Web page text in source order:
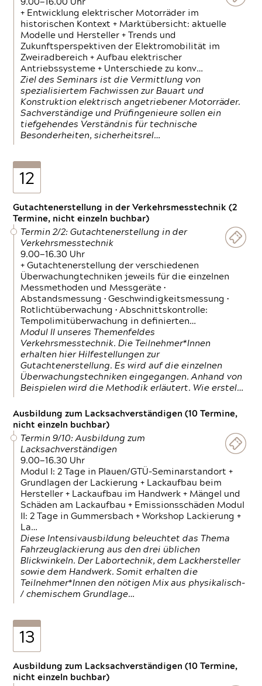
9.00—16.00 Uhr
+ Entwicklung elektrischer Motorräder im
historischen Kontext + Marktübersicht: aktuelle
Modelle und Hersteller + Trends und
Zukunftsperspektiven der Elektromobilität im
Zweiradbereich + Aufbau elektrischer
Antriebssysteme + Unterschiede zu konv…
Ziel des Seminars ist die Vermittlung von
spezialisiertem Fachwissen zur Bauart und
Konstruktion elektrisch angetriebener Motorräder.
Sachverständige und Prüfingenieure sollen ein
tiefgehendes Verständnis für technische
Besonderheiten, sicherheitsrel…
12
Gutachtenerstellung in der Verkehrsmesstechnik (2
Termine, nicht einzeln buchbar)
Termin 2/2: Gutachtenerstellung in der
Verkehrsmesstechnik
9.00—16.30 Uhr
+ Gutachtenerstellung der verschiedenen
Überwachungtechniken jeweils für die einzelnen
Messmethoden und Messgeräte •
Abstandsmessung • Geschwindigkeitsmessung •
Rotlichtüberwachung • Abschnittskontrolle:
Tempolimitüberwachung in definierten…
Modul II unseres Themenfeldes
Verkehrsmesstechnik. Die Teilnehmer*Innen
erhalten hier Hilfestellungen zur
Gutachtenerstellung. Es wird auf die einzelnen
Überwachungstechniken eingegangen. Anhand von
Beispielen wird die Methodik erläutert. Wie erstel…
Ausbildung zum Lacksachverständigen (10 Termine,
nicht einzeln buchbar)
Termin 9/10: Ausbildung zum
Lacksachverständigen
9.00—16.30 Uhr
Modul I: 2 Tage in Plauen/GTÜ-Seminarstandort +
Grundlagen der Lackierung + Lackaufbau beim
Hersteller + Lackaufbau im Handwerk + Mängel und
Schäden am Lackaufbau + Emissionsschäden Modul
II: 2 Tage in Gummersbach + Workshop Lackierung +
La…
Diese Intensivausbildung beleuchtet das Thema
Fahrzeuglackierung aus den drei üblichen
Blickwinkeln. Der Labortechnik, dem Lackhersteller
sowie dem Handwerk. Somit erhalten die
Teilnehmer*Innen den nötigen Mix aus physikalisch-
/ chemischem Grundlage…
13
Ausbildung zum Lacksachverständigen (10 Termine,
nicht einzeln buchbar)